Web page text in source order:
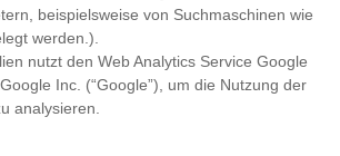
beispielsweise von Suchmaschinen wie
werden.).
nutzt den Web Analytics Service Google
Inc. (“Google”), um die Nutzung der
analysieren.